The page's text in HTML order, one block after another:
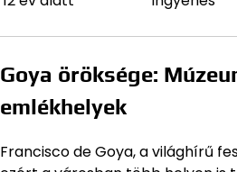
Goya öröksége:
emlékhelyek
Francisco de Goya, a világhírű